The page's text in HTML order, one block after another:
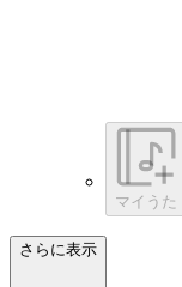
マイうた
さらに表示